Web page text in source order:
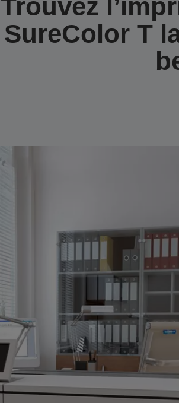
Trouvez
SureColor T